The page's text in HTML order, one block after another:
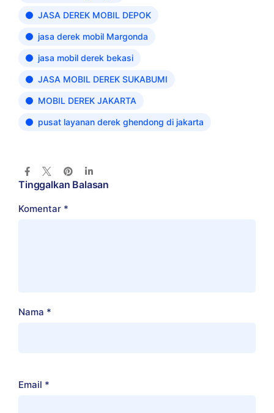
JASA DEREK MOBIL DEPOK
jasa derek mobil Margonda
jasa mobil derek bekasi
JASA MOBIL DEREK SUKABUMI
MOBIL DEREK JAKARTA
pusat layanan derek ghendong di jakarta
Tinggalkan Balasan
Komentar *
Nama *
Email *